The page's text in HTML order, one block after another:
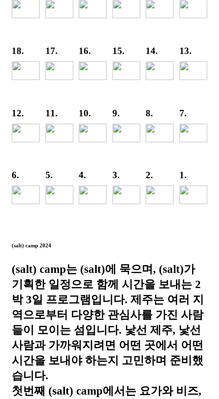
18. 17. 16. 15. 14. 13.
12. 11. 10. 9. 8. 7.
6. 5. 4. 3. 2. 1.
(salt) camp 2024
(salt) camp는 (salt)에 묵으며, (salt)가
기획한 일정으로 함께 시간을 보내는 2
박 3일 프로그램입니다. 제주는 여러 지
역으로부터 다양한 관심사를 가진 사람
들이 모이는 섬입니다. 낯선 제주, 낯선
사람과 가까워지려면 어떤 곳에서 어떤
시간을 보내야 하는지 고민하며 준비했
습니다.
첫번째 (salt) camp에서는 요가와 비즈,